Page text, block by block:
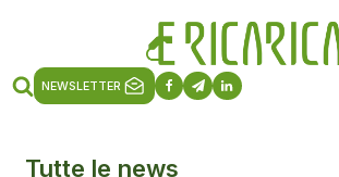
NEWSLETTER
Tutte le news